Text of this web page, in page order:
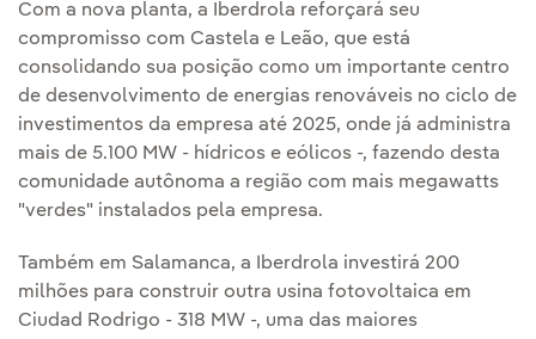
Com a nova planta, a Iberdrola reforçará seu
compromisso com Castela e Leão, que está
consolidando sua posição como um importante centro
de desenvolvimento de energias renováveis no ciclo de
investimentos da empresa até 2025, onde já administra
mais de 5.100 MW - hídricos e eólicos -, fazendo desta
comunidade autônoma a região com mais megawatts
"verdes" instalados pela empresa.
Também em Salamanca, a Iberdrola investirá 200
milhões para construir outra usina fotovoltaica em
Ciudad Rodrigo - 318 MW -, uma das maiores